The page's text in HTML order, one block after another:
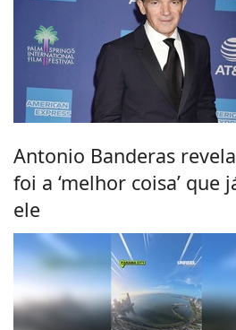
Antonio Banderas
foi a ‘melhor coisa’ que
ele